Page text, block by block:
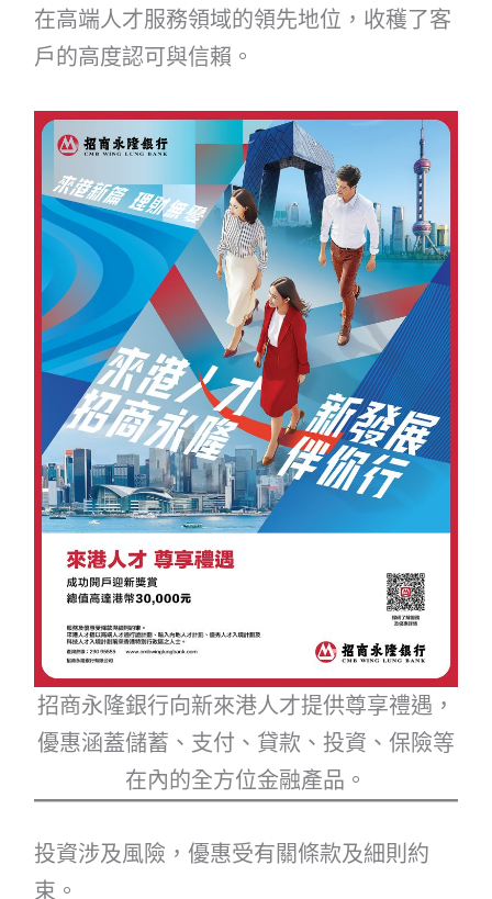
在高端人才服務領域的領先地位，收穫了客
戶的高度認可與信賴。
招商永隆銀行向新來港人才提供尊享禮遇，
優惠涵蓋儲蓄、支付、貸款、投資、保險等
在內的全方位金融產品。
投資涉及風險，優惠受有關條款及細則約
束。